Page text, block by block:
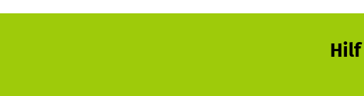
Sicherheitskonzept: Umzäunung,Hilf